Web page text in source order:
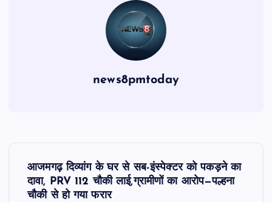
news8pmtoday
आजमगढ़ दिव्यांग के घर से सब-इंस्पेक्टर को पकड़ने का
दावा, PRV 112 चौकी लाई,ग्रामीणों का आरोप—पल्हना
चौकी से हो गया फरार